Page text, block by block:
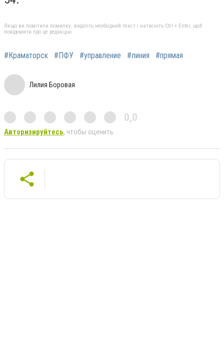
Якщо ви помітили помилку, виділіть необхідний текст і натисніть Ctrl + Enter, щоб
повідомити про це редакцію
#Краматорск #ПФУ #управление #линия #прямая
Лилия Боровая
0,0
Авторизируйтесь, чтобы оценить